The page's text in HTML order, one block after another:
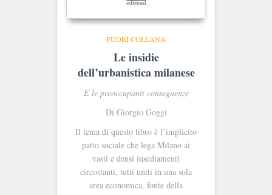
FUORI COLLANA
Le insidie
dell’urbanistica milanese
E le preoccupanti conseguenze
Di Giorgio Goggi
Il tema di questo libro è l’implicito
patto sociale che lega Milano ai
vasti e densi insediamenti
circostanti, tutti uniti in una sola
area economica, fonte della